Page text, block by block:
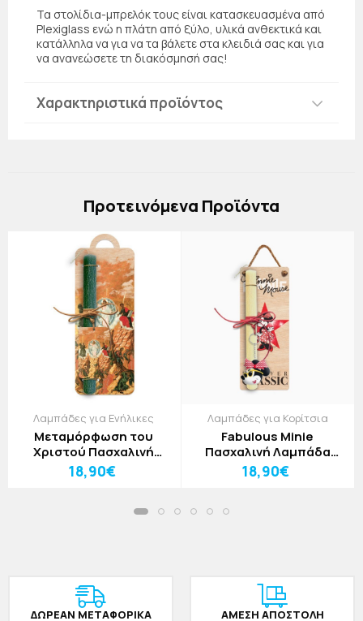
Τα στολίδια-μπρελόκ τους είναι κατασκευασμένα από
Plexiglass ενώ η πλάτη από ξύλο, υλικά ανθεκτικά και
κατάλληλα να για να τα βάλετε στα κλειδιά σας και για
να ανανεώσετε τη διακόσμησή σας!
Χαρακτηριστικά προϊόντος
Πρoτεινόμενα Προϊόντα
Λαμπάδες για Ενήλικες
Μεταμόρφωση του
Χριστού Πασχαλινή
Λαμπάδα 30cm
18,90€
Λαμπάδες για Κορίτσια
Fabulous Minie
Πασχαλινή Λαμπάδα
30cm
18,90€
ΔΩΡΕAΝ ΜΕΤΑΦΟΡΙΚΑ ΑΜΕΣΗ ΑΠΟΣΤΟΛΗ